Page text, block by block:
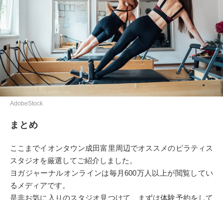
AdobeStock
まとめ
ここまでイオンタウン成田富里周辺でオススメのピラティス
スタジオを厳選してご紹介しました。
ヨガジャーナルオンラインは毎月600万人以上が閲覧してい
るメディアです。
是非お気に入りのスタジオ見つけて、まずは体験予約をして